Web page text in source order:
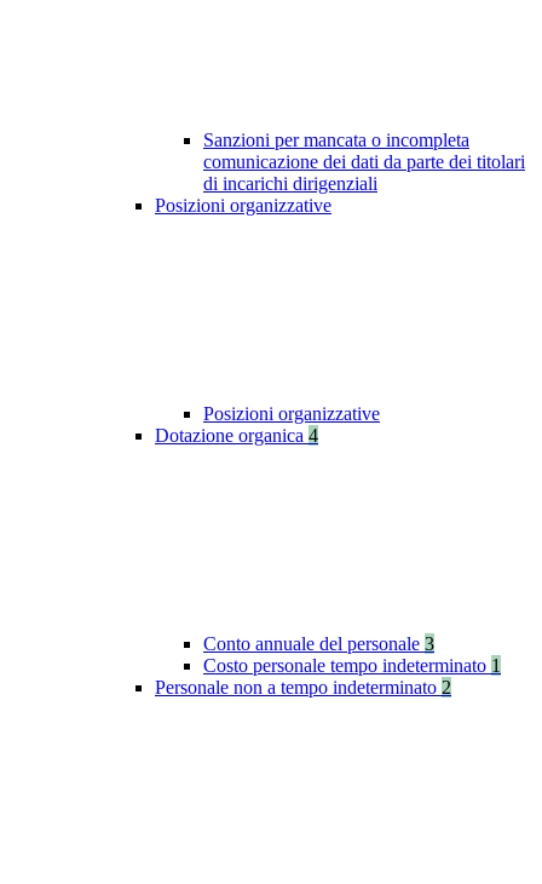
Sanzioni per mancata o incompleta
comunicazione dei dati da parte dei titolari
di incarichi dirigenziali
Posizioni organizzative
Posizioni organizzative
Dotazione organica 4
Conto annuale del personale 3
Costo personale tempo indeterminato 1
Personale non a tempo indeterminato 2